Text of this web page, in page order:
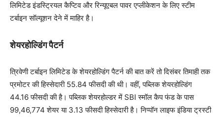
लिमिटेड इंडस्ट्रियल कैप्टिव और रिन्यूएबल पावर एप्लीकेशन के लिए स्टीम
टर्बाइन सॉल्यूशन देने में माहिर है।
शेयरहोल्डिंग पैटर्न
त्रिवेणी टर्बाइन लिमिटेड के शेयरहोल्डिंग पैटर्न की बात करें तो दिसंबर तिमाही तक
प्रमोटर की हिस्सेदारी 55.84 फीसदी की थी। वहीं, पब्लिक शेयरहोल्डिंग
44.16 फीसदी की है। पब्लिक शेयरहोल्डर में SBI स्मॉल कैप फंड के पास
99,46,774 शेयर या 3.13 फीसदी हिस्सेदारी है। निप्पॉन लाइफ इंडिया ट्रस्टी